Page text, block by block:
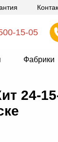
15-05
Фабрики
24-